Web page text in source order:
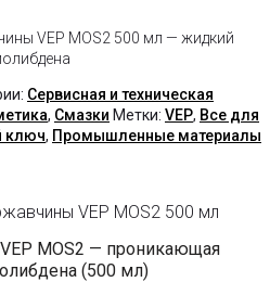
Сервисная и техническая
, Смазки Метки: VEP, Все для
ключ, Промышленные материалы
VEP MOS2 500 мл
MOS2 — проникающая
(500 мл)